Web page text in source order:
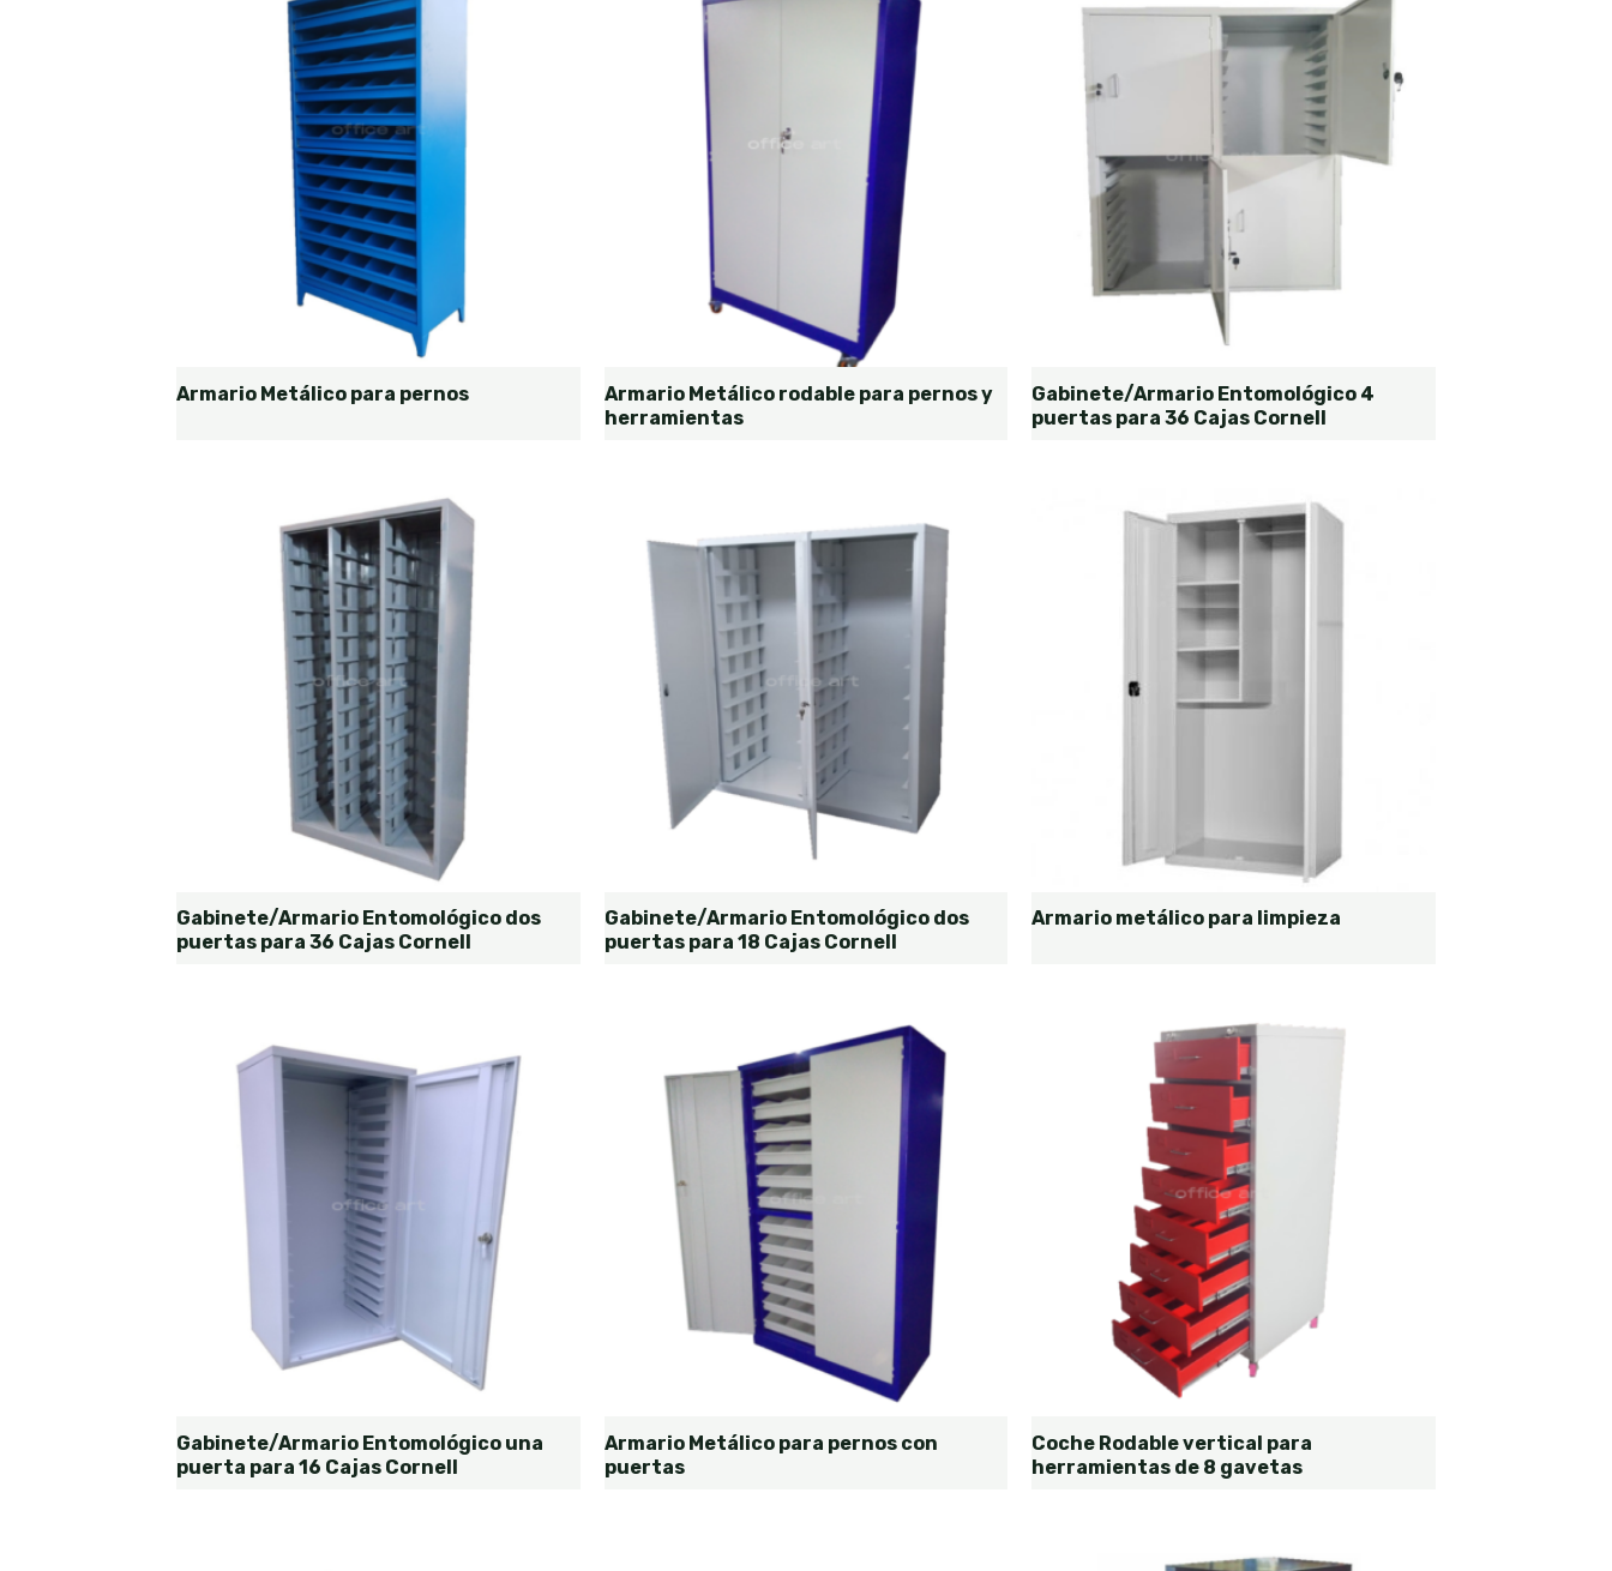
Armario Metálico para pernos
Armario Metálico rodable para pernos y
herramientas
Gabinete/Armario Entomológico 4
puertas para 36 Cajas Cornell
Gabinete/Armario Entomológico dos
puertas para 36 Cajas Cornell
Gabinete/Armario Entomológico dos
puertas para 18 Cajas Cornell
Armario metálico para limpieza
Gabinete/Armario Entomológico una
puerta para 16 Cajas Cornell
Armario Metálico para pernos con
puertas
Coche Rodable vertical para
herramientas de 8 gavetas